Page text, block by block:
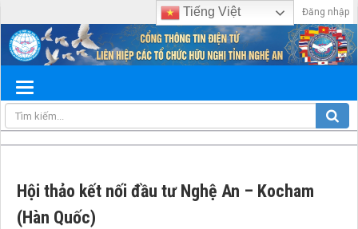
Đăng nhập
Tiếng Việt
Hội thảo kết nối đầu tư Nghệ An – Kocham
(Hàn Quốc)